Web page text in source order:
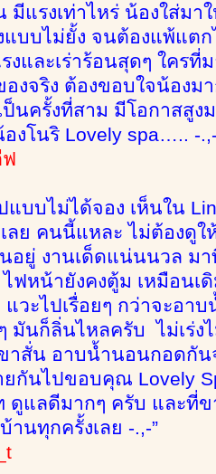
แรงเท่าไหร่ น้องใส่มา
บบไม่ยั้ง จนต้องแพ้แต
และเร่าร้อนสุดๆ ใครที่
จริง ต้องขอบใจน้องม
นครั้งที่สาม มีโอกาสสูง
งโนริ Lovely spa….. -
บบไม่ได้จอง เห็นใน
ย คนนี้แหละ ไม่ต้องดูให้
อยู่ งานเด็ดแน่นนวล ม
หน้ายังคงตู้ม เหมือนเดิ
ะไปเรื่อยๆ กว่าจะอาบ
มันก็ลิ่นไหลครับ ไม่เร่ง
าสั่น อาบน้ำนอนกอดกั
กันไปขอบคุณ Lovely
แลดีมากๆ ครับ และที่ข
นทุกครั้งเลย -.,-”